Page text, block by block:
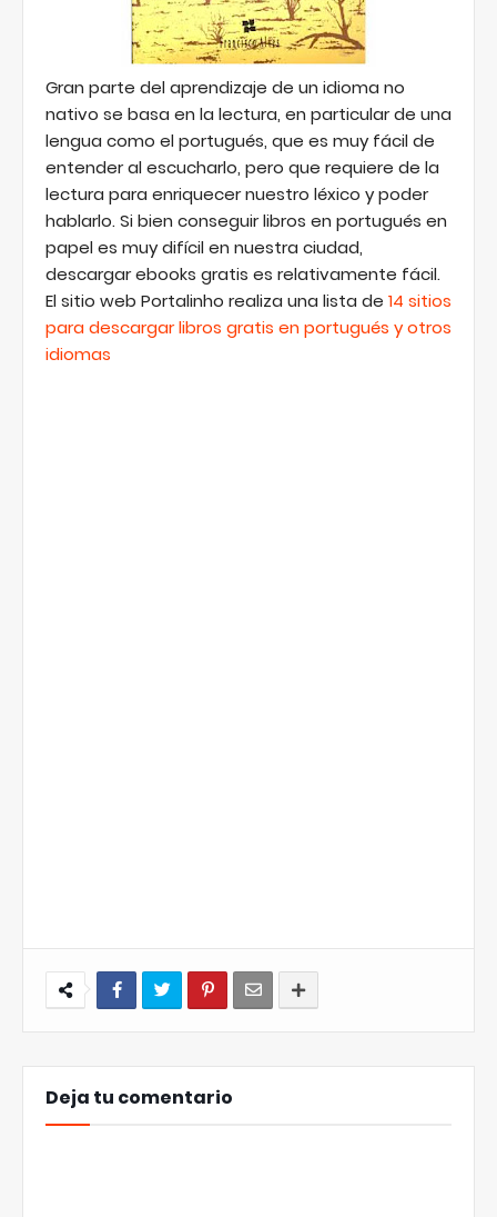
Gran parte del aprendizaje de un idioma no
nativo se basa en la lectura, en particular de una
lengua como el portugués, que es muy fácil de
entender al escucharlo, pero que requiere de la
lectura para enriquecer nuestro léxico y poder
hablarlo. Si bien conseguir libros en portugués en
papel es muy difícil en nuestra ciudad,
descargar ebooks gratis es relativamente fácil.
El sitio web Portalinho realiza una lista de 14 sitios
para descargar libros gratis en portugués y otros
idiomas
Deja tu comentario